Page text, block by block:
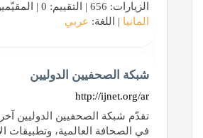
الزيارات: 656 | التقييم: 0 | المقيّمين: 0 | الدولة:
المانيا | اللغة: عربي
شبكة الصحفيين الدوليين
http://ijnet.org/ar
تقدّم شبكة الصحفيين الدوليين آخر
في الصحافة العالمية، وتطبيقات